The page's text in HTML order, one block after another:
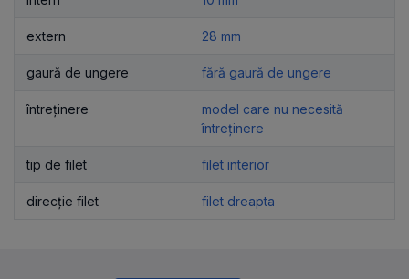
extern 28 mm
gaură de ungere fără gaură de ungere
întreținere
model care nu necesită
întreținere
tip de filet filet interior
direcție filet filet dreapta